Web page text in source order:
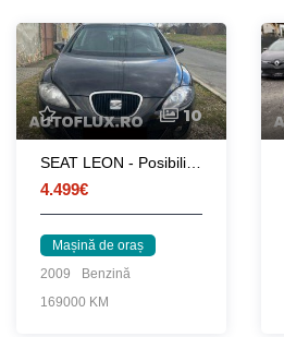
10
4.499€
Mașină de oraș
2009
Benzină
169000 KM